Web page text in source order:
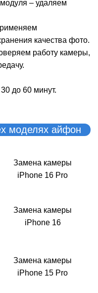
– удаляем
качества фото.
работу камеры,
до 60 минут.
моделях айфон
Замена камеры
iPhone 16 Pro
Замена камеры
iPhone 16
Замена камеры
iPhone 15 Pro